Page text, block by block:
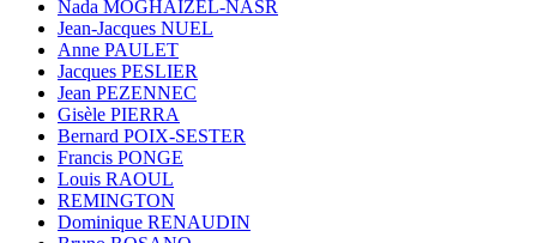
Nada MOGHAIZEL-NASR
Jean-Jacques NUEL
Anne PAULET
Jacques PESLIER
Jean PEZENNEC
Gisèle PIERRA
Bernard POIX-SESTER
Francis PONGE
Louis RAOUL
REMINGTON
Dominique RENAUDIN